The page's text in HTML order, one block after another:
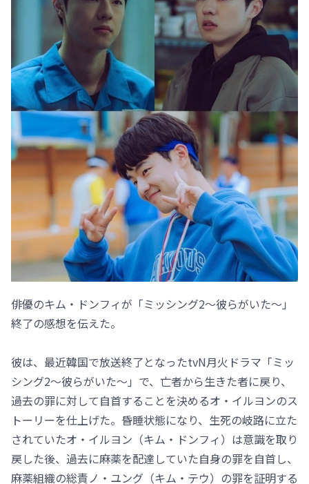
俳優のキム・ドンフィが「ミッシング2～彼らがいた～」
終了の感想を伝えた。
彼は、最近韓国で放送終了となったtvN月火ドラマ「ミッ
シング2～彼らがいた～」で、亡者から生きた者に戻り、
過去の罪に対して自首することを決めるオ・イルヨンのス
トーリーを仕上げた。昏睡状態になり、生死の岐路に立た
されていたオ・イルヨン（キム・ドンフィ）は意識を取り
戻した後、過去に麻薬を配達していた自身の罪を自首し、
麻薬組織の総責ノ・ユング（キム・テウ）の罪を証明する